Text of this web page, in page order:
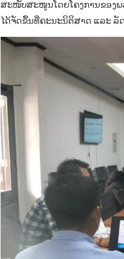
ສະໜັບສະໜູນໂດຍໂຄງການຂອງພ
ໄດ້ຈັດຂຶ້ນທີ່ຄະນະນິຕິສາດ ແລະ ລັ